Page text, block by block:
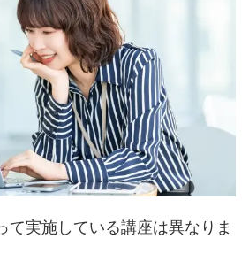
て実施している講座は異なりま